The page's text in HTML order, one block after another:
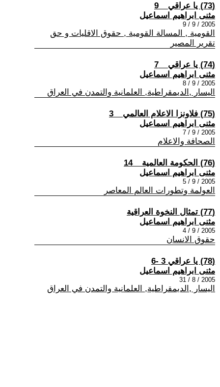
(73) يا عراقي _ 9
مثنى ابراهيم اسماعيل
2005 / 9 / 9
القومية , المسالة القومية , حقوق الاقليات و حق
تقرير المصير
(74) يا عراقي _ 7
مثنى ابراهيم اسماعيل
2005 / 9 / 8
اليسار ,الديمقراطية, العلمانية والتمدن في العراق
(75) فلاونزا الاعلام العالمي _ 3
مثنى ابراهيم اسماعيل
2005 / 9 / 7
الصحافة والاعلام
(76) الحكومة العالمية _ 14
مثنى ابراهيم اسماعيل
2005 / 9 / 5
العولمة وتطورات العالم المعاصر
(77) تمثال النخوة العراقية
مثنى ابراهيم اسماعيل
2005 / 9 / 4
حقوق الانسان
(78) يا عراقي 3 -6
مثنى ابراهيم اسماعيل
2005 / 8 / 31
اليسار ,الديمقراطية, العلمانية والتمدن في العراق